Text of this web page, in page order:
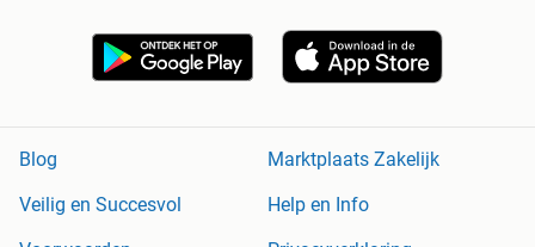
Blog
Marktplaats Zakelijk
Veilig en Succesvol
Help en Info